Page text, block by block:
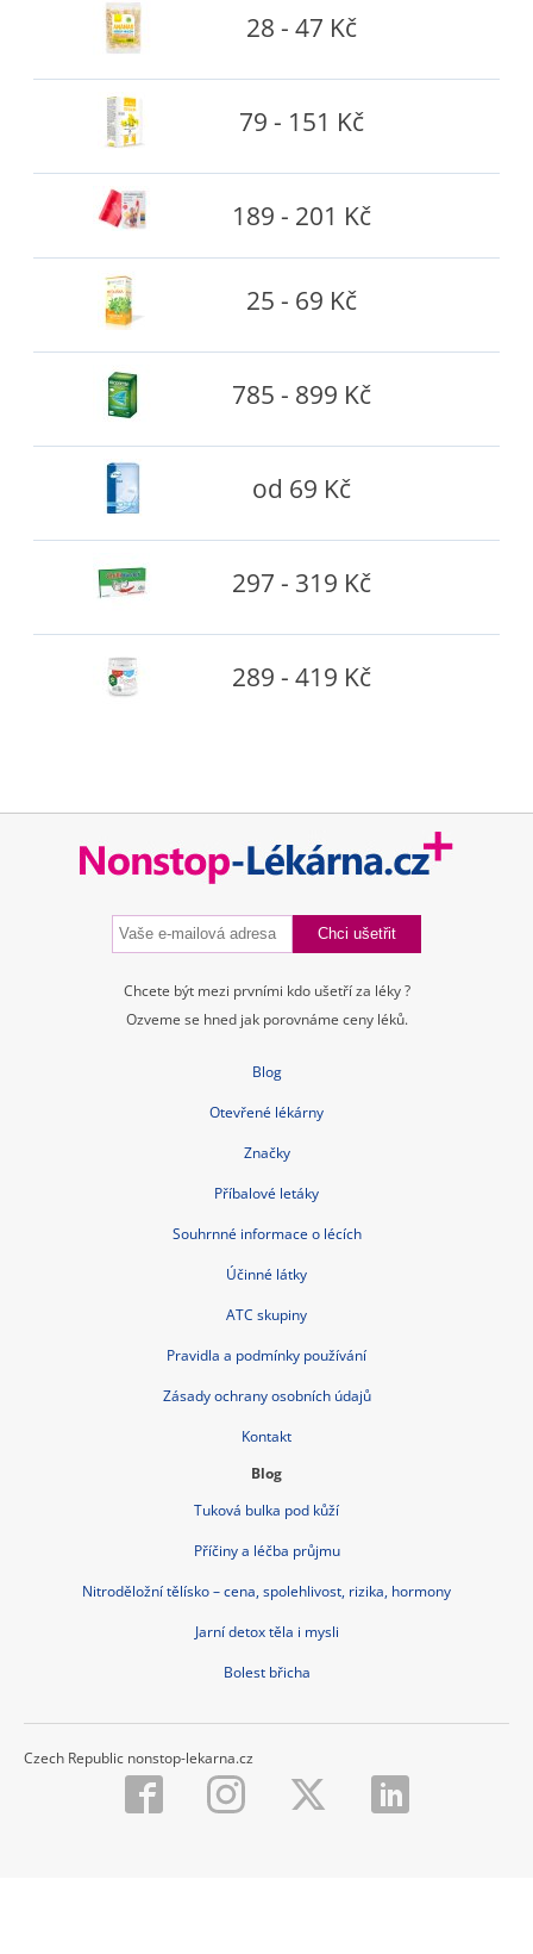
28 - 47 Kč
79 - 151 Kč
189 - 201 Kč
25 - 69 Kč
785 - 899 Kč
od 69 Kč
297 - 319 Kč
289 - 419 Kč
Chcete být mezi prvními kdo ušetří za léky ?
Ozveme se hned jak porovnáme ceny léků.
Blog
Otevřené lékárny
Značky
Příbalové letáky
Souhrnné informace o lécích
Účinné látky
ATC skupiny
Pravidla a podmínky používání
Zásady ochrany osobních údajů
Kontakt
Blog
Tuková bulka pod kůží
Příčiny a léčba průjmu
Nitroděložní tělísko – cena, spolehlivost, rizika, hormony
Jarní detox těla i mysli
Bolest břicha
Czech Republic nonstop-lekarna.cz